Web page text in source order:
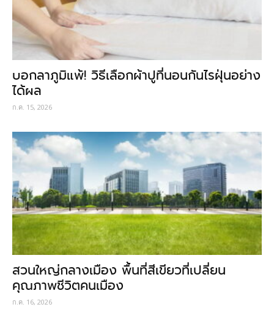
บอกลาภูมิแพ้! วิธีเลือกผ้าปูที่นอนกันไรฝุ่นอย่าง
ได้ผล
ก.ค. 15, 2026
สวนใหญ่กลางเมือง พื้นที่สีเขียวที่เปลี่ยน
คุณภาพชีวิตคนเมือง
ก.ค. 16, 2026